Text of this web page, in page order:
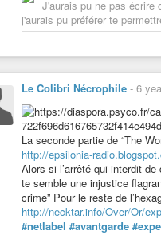
J'aurais pu ne pas écrire
j'aurais pu préférer te
Le Colibri Nécrophile - 6
La seconde partie de “The
http://epsilonia-
Alors si l’arrêté qui interdit
te semble une injustice
crime” Pour le reste de
http://necktar.info/Over/Or/
#netlabel #avantgarde